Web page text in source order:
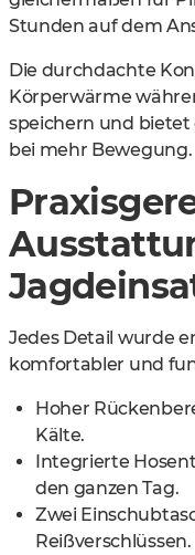
Stunden auf dem
Die durchdachte
Körperwärme
speichern und
bei mehr Bewegung.
Jedes Detail wurde
komfortabler und
Hoher
Kälte.
Integrierte
den ganzen Tag.
Zwei
Reißverschlüssen.